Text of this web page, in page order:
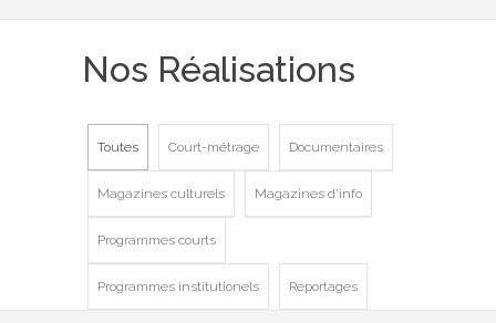
Nos Réalisations
Toutes Court-métrage Documentaires
Magazines culturels Magazines d'info
Programmes courts
Programmes institutionels Reportages